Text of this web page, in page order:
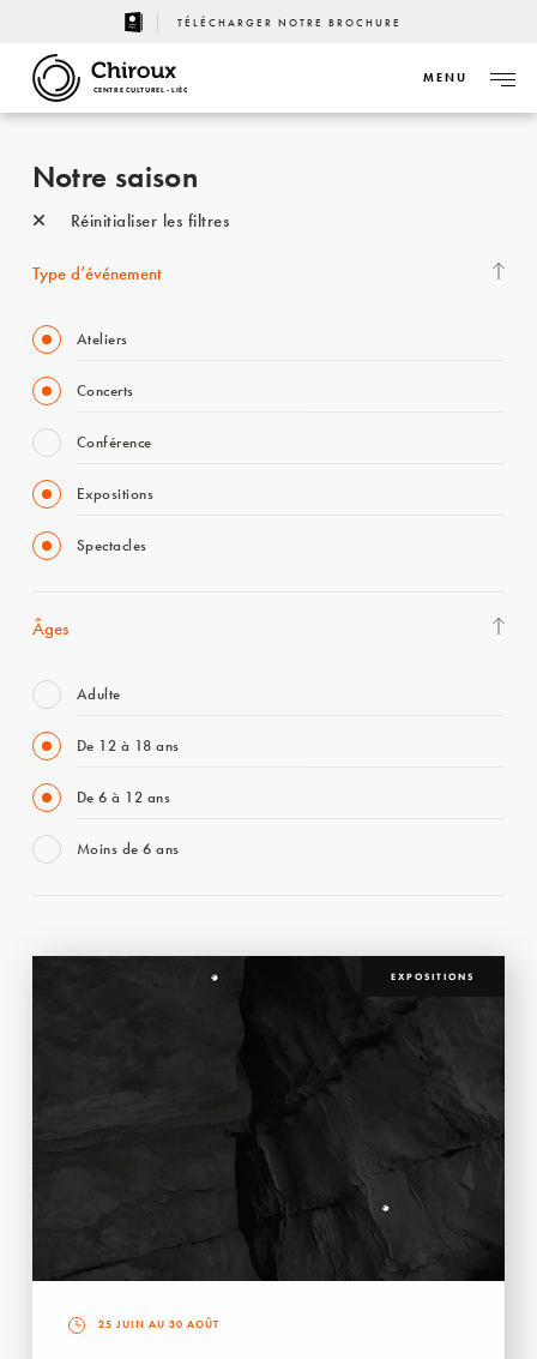
TÉLÉCHARGER NOTRE BROCHURE
CENTRE CULTUREL - LIÈGE
MENU
Notre saison
Réinitialiser les filtres
Type d’événement
Ateliers
Concerts
Conférence
Expositions
Spectacles
Âges
Adulte
De 12 à 18 ans
De 6 à 12 ans
Moins de 6 ans
EXPOSITIONS
25 JUIN AU 30 AOÛT